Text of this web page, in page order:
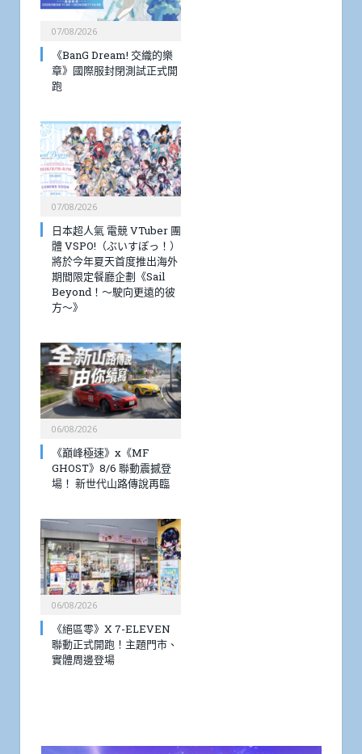
07/08/2026
《BanG Dream! 交織的樂
章》國際服封閉測試正式開
跑
07/08/2026
日本超人氣 電競 VTuber 團
體 VSPO!（ぶいすぽっ！）
將於今年夏天首度推出海外
期間限定餐廳企劃《Sail
Beyond！～駛向更遠的彼
方～》
06/08/2026
《巔峰極速》x《MF
GHOST》8/6 聯動震撼登
場！ 新世代山路傳說再臨
06/08/2026
《絕區零》X 7-ELEVEN
聯動正式開跑！主題門市、
實體周邊登場